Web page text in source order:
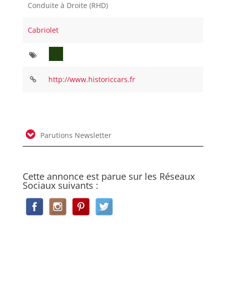
Conduite à Droite (RHD)
Cabriolet
http://www.historiccars.fr
Parutions Newsletter
Cette annonce est parue sur les Réseaux
Sociaux suivants :